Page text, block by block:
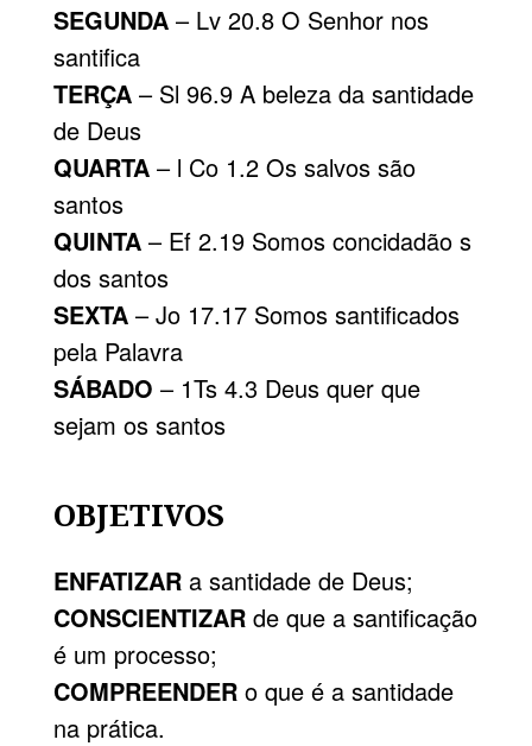
SEGUNDA – Lv 20.8 O Senhor nos
santifica
TERÇA – Sl 96.9 A beleza da santidade
de Deus
QUARTA – l Co 1.2 Os salvos são
santos
QUINTA – Ef 2.19 Somos concidadão s
dos santos
SEXTA– Jo 17.17 Somos santificados
pela Palavra
SÁBADO – 1Ts 4.3 Deus quer que
sejam os santos
OBJETIVOS
ENFATIZAR a santidade de Deus;
CONSCIENTIZAR de que a santificação
é um processo;
COMPREENDER o que é a santidade
na prática.